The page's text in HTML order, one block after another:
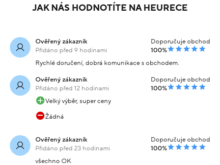
JAK NÁS HODNOTÍTE NA HEURECE
Ověřený zákazník
Přidáno před 9 hodinami
Doporučuje obchod
100%
Rychlé doručení, dobrá komunikace s obchodem.
Ověřený zákazník
Přidáno před 12 hodinami
Doporučuje obchod
100%
Velký výběr, super ceny
Žádná
Ověřený zákazník
Přidáno před 23 hodinami
Doporučuje obchod
100%
všechno OK